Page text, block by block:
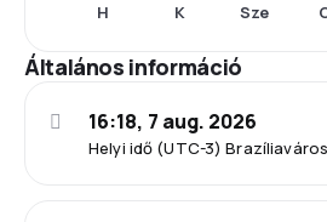
H K Sze
Általános információ
Helyi idő (UTC-3)
16:18, 7 aug. 2026